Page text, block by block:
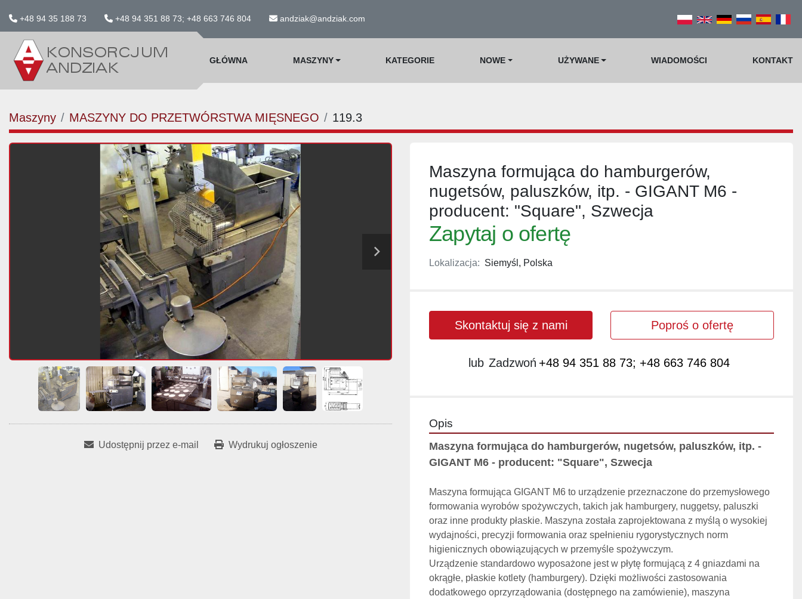
+48 94 35 188 73 +48 94 351 88 73; +48 663 746 804 andziak@andziak.com
GŁÓWNA MASZYNY KATEGORIE NOWE UŻYWANE WIADOMOŚCI KONTAKT
Maszyny MASZYNY DO PRZETWÓRSTWA MIĘSNEGO 119.3
Udostępnij przez e-mail Wydrukuj ogłoszenie
Maszyna formująca do hamburgerów,
nugetsów, paluszków, itp. - GIGANT M6 -
producent: "Square", Szwecja
Zapytaj o ofertę
Lokalizacja: Siemyśl, Polska
Skontaktuj się z nami Poproś o ofertę
lub Zadzwoń +48 94 351 88 73; +48 663 746 804
Opis
Maszyna formująca do hamburgerów, nugetsów, paluszków, itp. -
GIGANT M6 - producent: "Square", Szwecja
Maszyna formująca GIGANT M6 to urządzenie przeznaczone do przemysłowego
formowania wyrobów spożywczych, takich jak hamburgery, nuggetsy, paluszki
oraz inne produkty płaskie. Maszyna została zaprojektowana z myślą o wysokiej
wydajności, precyzji formowania oraz spełnieniu rygorystycznych norm
higienicznych obowiązujących w przemyśle spożywczym.
Urządzenie standardowo wyposażone jest w płytę formującą z 4 gniazdami na
okrągłe, płaskie kotlety (hamburgery). Dzięki możliwości zastosowania
dodatkowego oprzyrządowania (dostępnego na zamówienie), maszyna